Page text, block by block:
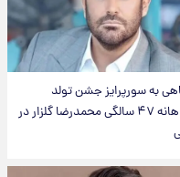
به سورپرایز جشن تولد
شاهانه ۴۷ سالگی محمدرضا گلزار در